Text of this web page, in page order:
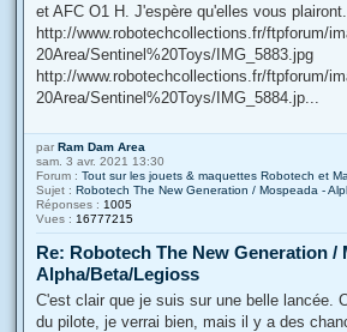
et AFC O1 H. J'espère qu'elles vous plairont.
http://www.robotechcollections.fr/ftpforum/
20Area/Sentinel%20Toys/IMG_5883.jpg
http://www.robotechcollections.fr/ftpforum/
20Area/Sentinel%20Toys/IMG_5884.jp...
par Ram Dam Area
sam. 3 avr. 2021 13:30
Forum : Tout sur les jouets & maquettes Robotech et
Sujet : Robotech The New Generation / Mospeada -
Réponses : 1005
Vues : 16777215
Re: Robotech The New Generation /
Alpha/Beta/Legioss
C'est clair que je suis sur une belle lancée.
du pilote, je verrai bien, mais il y a des